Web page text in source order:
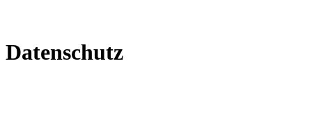
Datenschutz